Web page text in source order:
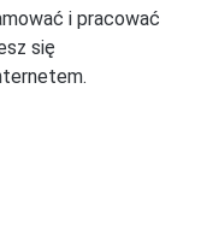
i pracować
się